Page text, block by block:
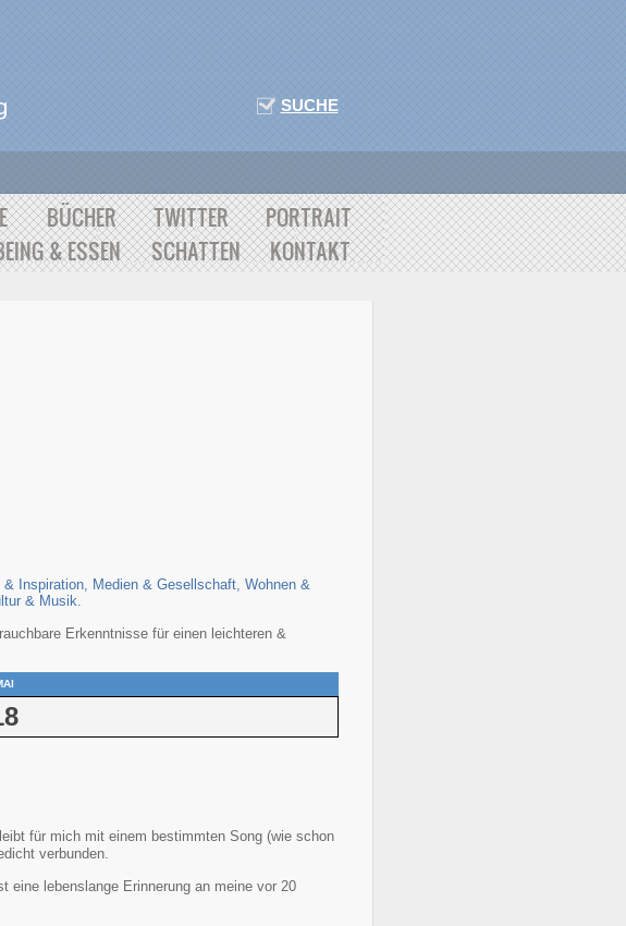
SUCHE
BÜCHER TWITTER
PORTRAIT
& ESSEN SCHATTEN KONTAKT
Inspiration, Medien & Gesellschaft, Wohnen &
& Musik.
Erkenntnisse für einen leichteren &
für mich mit einem bestimmten Song (wie schon
verbunden.
eine lebenslange Erinnerung an meine vor 20